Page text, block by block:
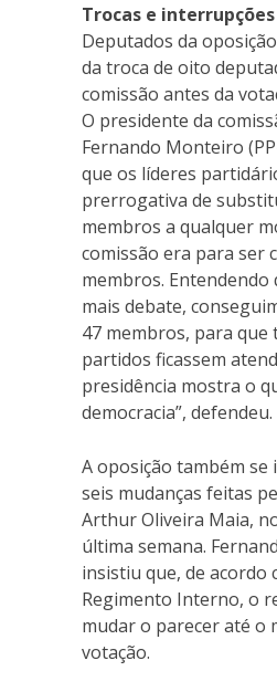
Trocas e interrupções
Deputados da
da troca de oito
comissão antes da
O presidente da
Fernando Monteiro
que os líderes
prerrogativa de
membros a qualquer
comissão era para ser
membros. Entendendo
mais debate,
47 membros, para que
partidos ficassem
presidência mostra o
democracia”, defendeu.
A oposição também se
seis mudanças feitas
Arthur Oliveira Maia,
última semana.
insistiu que, de acordo
Regimento Interno, o
mudar o parecer até o
votação.